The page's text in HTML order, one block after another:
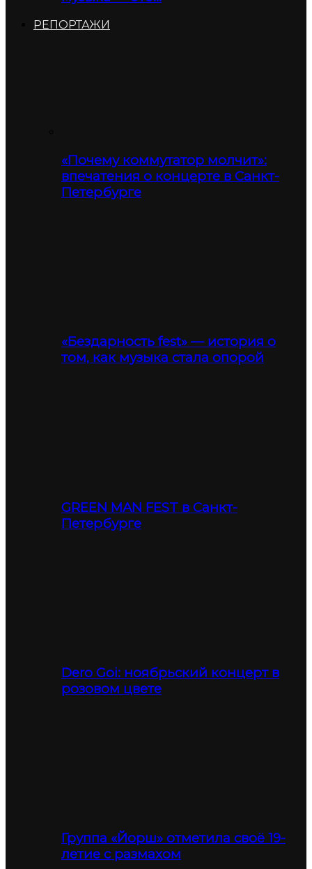
РЕПОРТАЖИ
«Почему коммутатор молчит»:
впечатения о концерте в Санкт-
Петербурге
«Бездарность fest» — история о
том, как музыка стала опорой
GREEN MAN FEST в Санкт-
Петербурге
Dero Goi: ноябрьский концерт в
розовом цвете
Группа «Йорш» отметила своё 19-
летие с размахом